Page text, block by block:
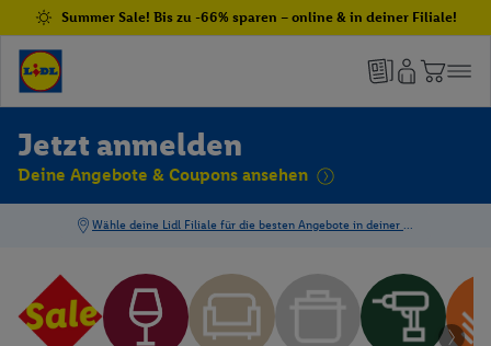
Summer Sale! Bis zu -66% sparen – online & in deiner Filiale!
Jetzt anmelden
Deine Angebote & Coupons ansehen